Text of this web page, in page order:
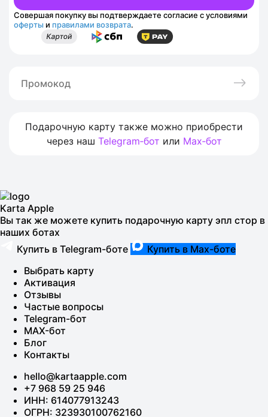
Совершая покупку вы подтверждаете согласие с условиями
оферты и правилами возврата.
Подарочную карту также можно приобрести
через наш Telegram‑бот или Max‑бот
Karta Apple
Вы так же можете купить подарочную карту эпл стор в
наших ботах
Купить в Telegram-боте
Купить в Max-боте
Выбрать карту
Активация
Отзывы
Частые вопросы
Telegram-бот
MAX-бот
Блог
Контакты
hello@kartaapple.com
+7 968 59 25 946
ИНН: 614077913243
ОГРН: 323930100762160